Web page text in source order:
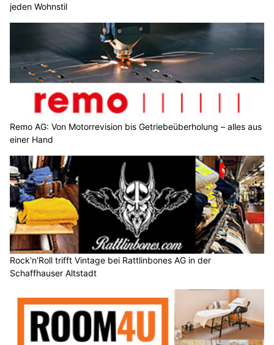
jeden Wohnstil
Remo AG: Von Motorrevision bis Getriebeüberholung – alles aus
einer Hand
Rock'n'Roll trifft Vintage bei Rattlinbones AG in der
Schaffhauser Altstadt